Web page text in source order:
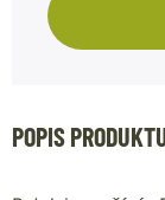
POPIS